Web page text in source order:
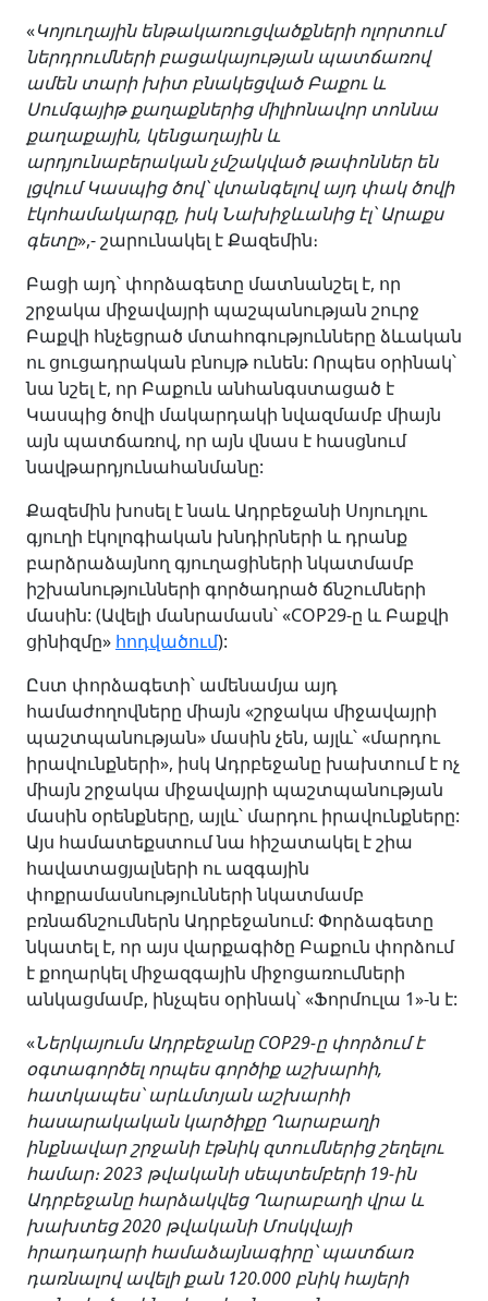
«Կոյուղային ենթակառուցվածքների ոլորտում
ներդրումների բացակայության պատճառով
ամեն տարի խիտ բնակեցված Բաքու և
Սումգայիթ քաղաքներից միլիոնավոր տոննա
քաղաքային, կենցաղային և
արդյունաբերական չմշակված թափոններ են
լցվում Կասպից ծով՝ վտանգելով այդ փակ ծովի
էկոհամակարգը, իսկ Նախիջևանից էլ՝ Արաքս
գետը»,- շարունակել է Քազեմին։
Բացի այդ՝ փորձագետը մատնանշել է, որ
շրջակա միջավայրի պաշպանության շուրջ
Բաքվի հնչեցրած մտահոգությունները ձևական
ու ցուցադրական բնույթ ունեն: Որպես օրինակ՝
նա նշել է, որ Բաքուն անհանգստացած է
Կասպից ծովի մակարդակի նվազմամբ միայն
այն պատճառով, որ այն վնաս է հասցնում
նավթարդյունահանմանը:
Քազեմին խոսել է նաև Ադրբեջանի Սոյուդլու
գյուղի էկոլոգիական խնդիրների և դրանք
բարձրաձայնող գյուղացիների նկատմամբ
իշխանությունների գործադրած ճնշումների
մասին: (Ավելի մանրամասն՝ «COP29-ը և Բաքվի
ցինիզմը» հոդվածում):
Ըստ փորձագետի՝ ամենամյա այդ
համաժողովները միայն «շրջակա միջավայրի
պաշտպանության» մասին չեն, այլև՝ «մարդու
իրավունքների», իսկ Ադրբեջանը խախտում է ոչ
միայն շրջակա միջավայրի պաշտպանության
մասին օրենքները, այլև՝ մարդու իրավունքները:
Այս համատեքստում նա հիշատակել է շիա
հավատացյալների ու ազգային
փոքրամասնությունների նկատմամբ
բռնաճնշումներն Ադրբեջանում: Փորձագետը
նկատել է, որ այս վարքագիծը Բաքուն փորձում
է քողարկել միջազգային միջոցառումների
անկացմամբ, ինչպես օրինակ՝ «Ֆորմուլա 1»-ն է:
«Ներկայումս Ադրբեջանը COP29-ը փորձում է
օգտագործել որպես գործիք աշխարհի,
հատկապես՝ արևմտյան աշխարհի
հասարակական կարծիքը Ղարաբաղի
ինքնավար շրջանի էթնիկ զտումներից շեղելու
համար։ 2023 թվականի սեպտեմբերի 19-ին
Ադրբեջանը հարձակվեց Ղարաբաղի վրա և
խախտեց 2020 թվականի Մոսկվայի
հրադադարի համաձայնագիրը՝ պատճառ
դառնալով ավելի քան 120.000 բնիկ հայերի